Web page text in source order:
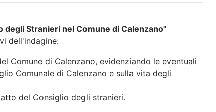
Stranieri nel Comune di Calenzano"
dell'indagine:
Comune di Calenzano, evidenziando le eventuali
Comunale di Calenzano e sulla vita degli
del Consiglio degli stranieri.